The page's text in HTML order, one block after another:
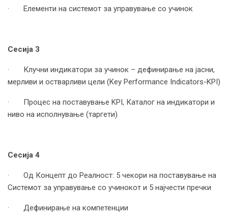
· Елементи на системот за управување со учинок
Сесија 3
· Клучни индикатори за учинок – дефинирање на јасни,
мерливи и остварливи цели (Key Performance Indicators-KPI)
· Процес на поставување KPI, Каталог на индикатори и
ниво на исполнување (таргети)
Сесија 4
· Од Концепт до Реалност: 5 чекори на поставување на
Системот за управување со учинокот и 5 најчести пречки
· Дефинирање на компетенции